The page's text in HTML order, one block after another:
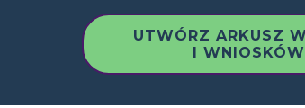
UTWÓRZ ARKUSZ
I WNIOSKÓW